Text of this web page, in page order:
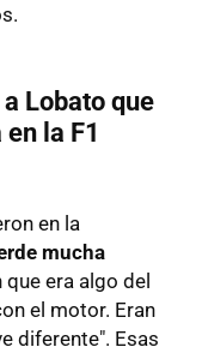
Lobato que
la F1
en la
mucha
era algo del
el motor. Eran
diferente". Esas